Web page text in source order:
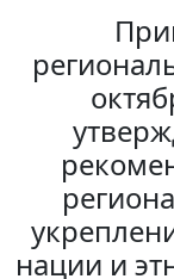
нации и